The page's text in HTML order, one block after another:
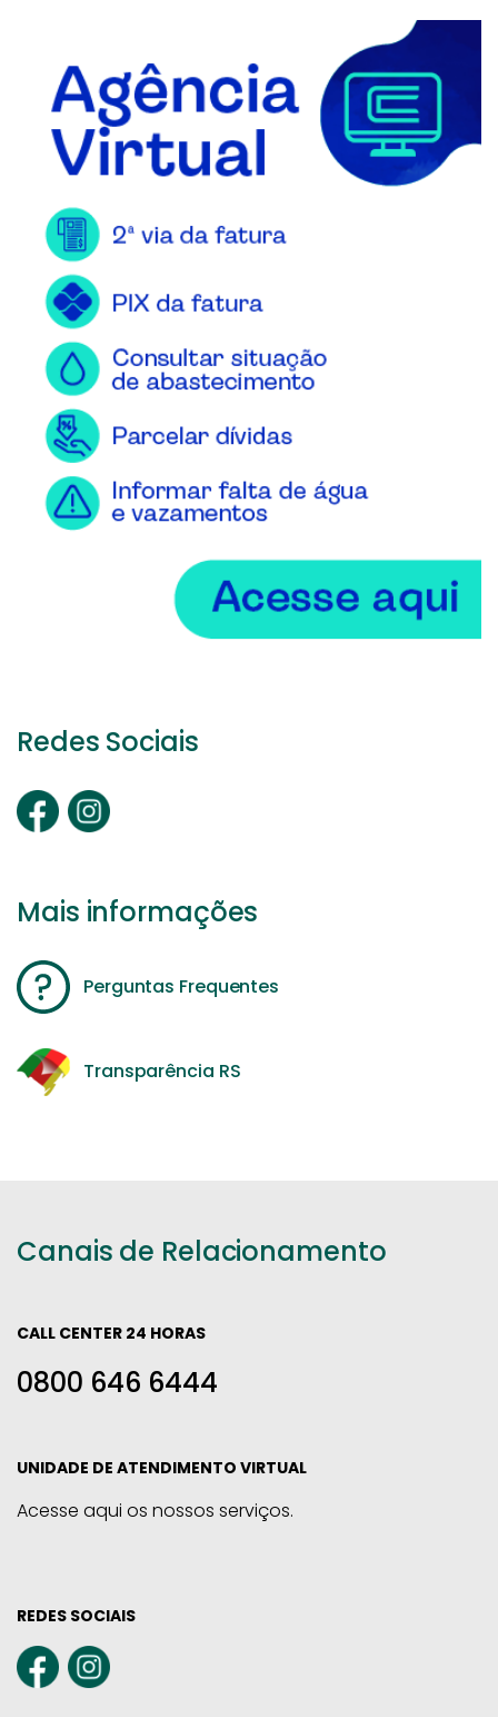
Redes Sociais
Mais informações
Perguntas Frequentes
Transparência RS
Canais de Relacionamento
CALL CENTER 24 HORAS
0800 646 6444
UNIDADE DE ATENDIMENTO VIRTUAL
Acesse aqui os nossos serviços.
REDES SOCIAIS